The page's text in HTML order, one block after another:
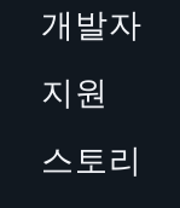
개발자
지원
스토리